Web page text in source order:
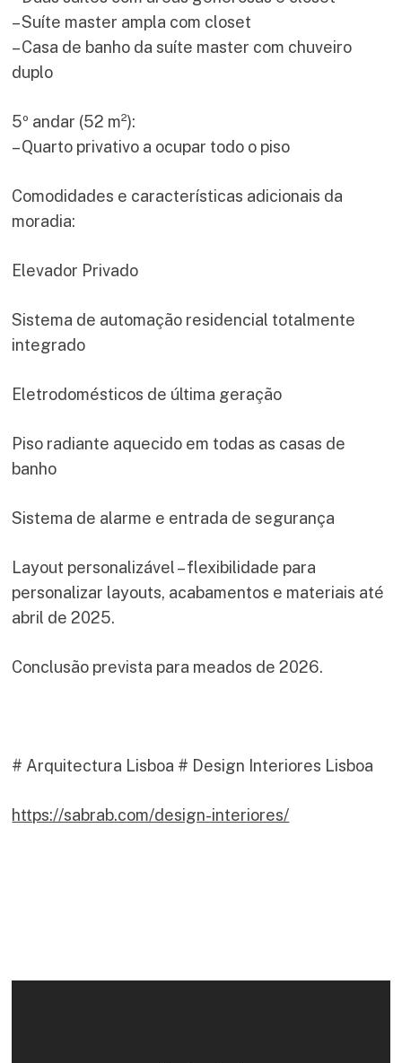
– Suíte master ampla com closet
– Casa de banho da suíte master com chuveiro
duplo
5º andar (52 m²):
– Quarto privativo a ocupar todo o piso
Comodidades e características adicionais da
moradia:
Elevador Privado
Sistema de automação residencial totalmente
integrado
Eletrodomésticos de última geração
Piso radiante aquecido em todas as casas de
banho
Sistema de alarme e entrada de segurança
Layout personalizável – flexibilidade para
personalizar layouts, acabamentos e materiais até
abril de 2025.
Conclusão prevista para meados de 2026.
# Arquitectura Lisboa # Design Interiores Lisboa
https://sabrab.com/design-interiores/